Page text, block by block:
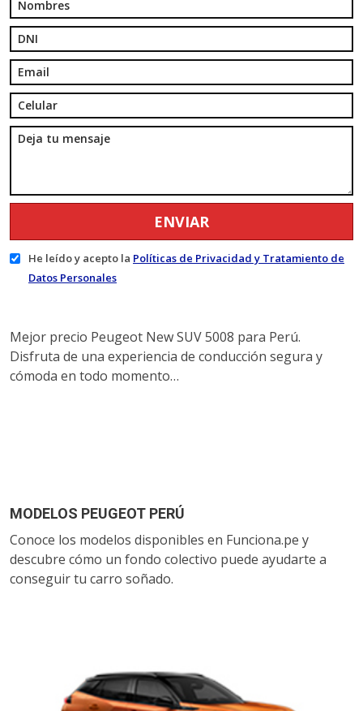
He leído y acepto la Políticas de Privacidad y Tratamiento de
Datos Personales
Mejor precio Peugeot New SUV 5008 para Perú.
Disfruta de una experiencia de conducción segura y
cómoda en todo momento…
MODELOS PEUGEOT PERÚ
Conoce los modelos disponibles en Funciona.pe y
descubre cómo un fondo colectivo puede ayudarte a
conseguir tu carro soñado.